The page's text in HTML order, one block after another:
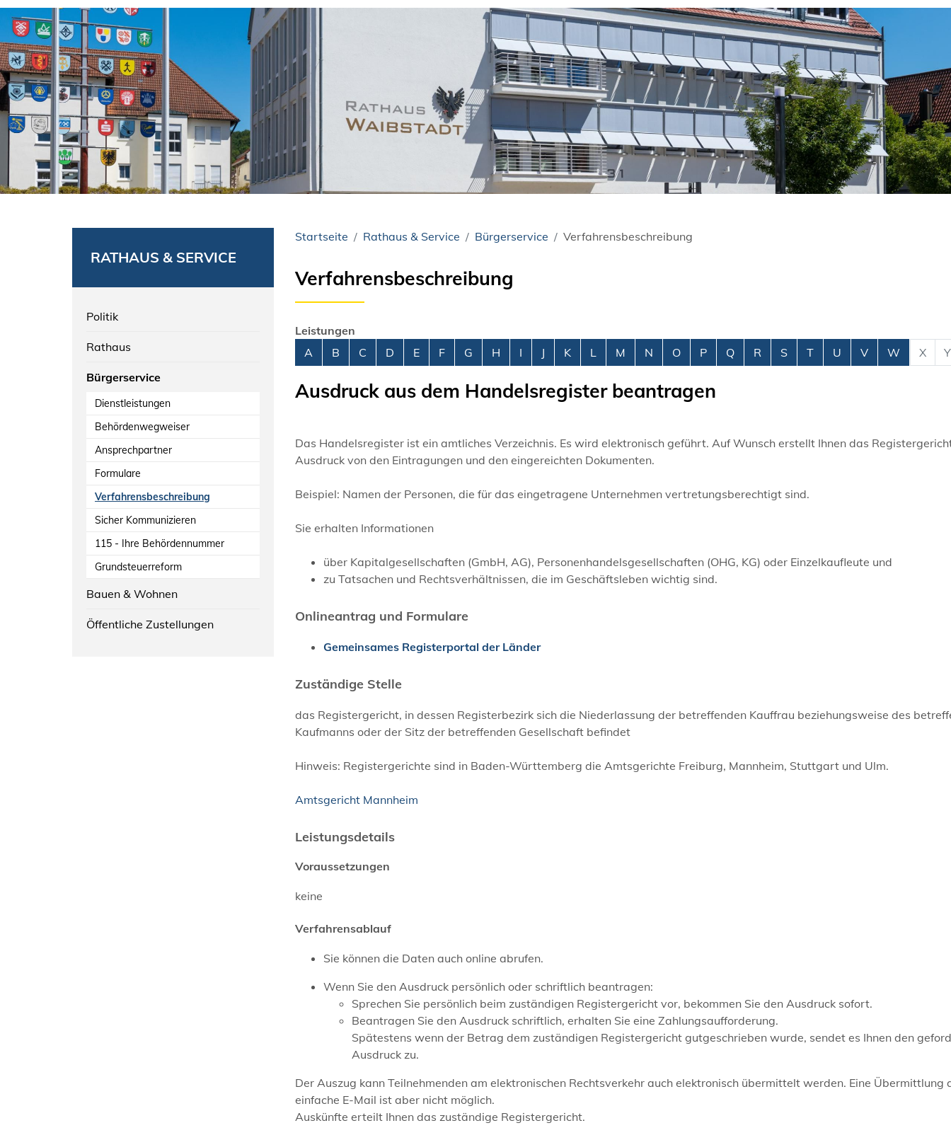
RATHAUS & SERVICE
Politik
Rathaus
Bürgerservice
Dienstleistungen
Behördenwegweiser
Ansprechpartner
Formulare
Verfahrensbeschreibung
Sicher Kommunizieren
115 - Ihre Behördennummer
Grundsteuerreform
Bauen & Wohnen
Öffentliche Zustellungen
Startseite Rathaus & Service Bürgerservice Verfahrensbeschreibung
Verfahrensbeschreibung
Leistungen
Alphabetisches Register überspringen
A B C D E F G H I J K L M N O P Q R S T U V W X Y
Ausdruck aus dem Handelsregister beantragen
Das Handelsregister ist ein amtliches Verzeichnis. Es wird elektronisch geführt. Auf Wunsch erstellt Ihnen das
Ausdruck von den Eintragungen und den eingereichten Dokumenten.
Beispiel: Namen der Personen, die für das eingetragene Unternehmen vertretungsberechtigt sind.
Sie erhalten Informationen
über Kapitalgesellschaften (GmbH, AG), Personenhandelsgesellschaften (OHG, KG) oder Einzelkaufleute und
zu Tatsachen und Rechtsverhältnissen, die im Geschäftsleben wichtig sind.
Onlineantrag und Formulare
Gemeinsames Registerportal der Länder
Zuständige Stelle
das Registergericht, in dessen Registerbezirk sich die Niederlassung der betreffenden Kauffrau beziehungsweise des
Kaufmanns oder der Sitz der betreffenden Gesellschaft befindet
Hinweis: Registergerichte sind in Baden-Württemberg die Amtsgerichte Freiburg, Mannheim, Stuttgart und Ulm.
Amtsgericht Mannheim
Leistungsdetails
Voraussetzungen
keine
Verfahrensablauf
Sie können die Daten auch online abrufen.
Wenn Sie den Ausdruck persönlich oder schriftlich beantragen:
Sprechen Sie persönlich beim zuständigen Registergericht vor, bekommen Sie den Ausdruck sofort.
Beantragen Sie den Ausdruck schriftlich, erhalten Sie eine Zahlungsaufforderung.
Spätestens wenn der Betrag dem zuständigen Registergericht gutgeschrieben wurde, sendet es Ihnen den
Ausdruck zu.
Der Auszug kann Teilnehmenden am elektronischen Rechtsverkehr auch elektronisch übermittelt werden. Eine Übermittlung
einfache E-Mail ist aber nicht möglich.
Auskünfte erteilt Ihnen das zuständige Registergericht.